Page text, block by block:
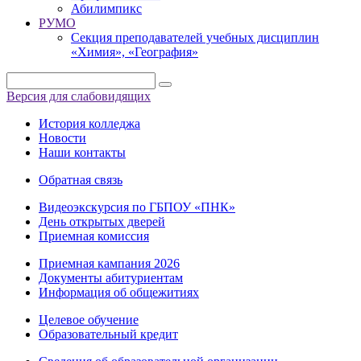
Абилимпикс
РУМО
Секция преподавателей учебных дисциплин
«Химия», «География»
Версия для слабовидящих
История колледжа
Новости
Наши контакты
Обратная связь
Видеоэкскурсия по ГБПОУ «ПНК»
День открытых дверей
Приемная комиссия
Приемная кампания 2026
Дoкументы абитуриентам
Информация об общежитиях
Целевое обучение
Образовательный кредит